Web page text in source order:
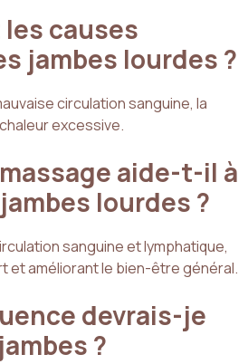
causes
jambes lourdes ?
circulation sanguine, la
excessive.
aide-t-il à
lourdes ?
sanguine et lymphatique,
et améliorant le bien-être général.
devrais-je
?